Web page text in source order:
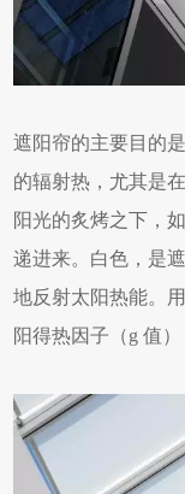
遮阳帘的主要目的
的辐射热，尤其是
阳光的炙烤之下，
递进来。白色，是
地反射太阳热能。
阳得热因子（g 值）